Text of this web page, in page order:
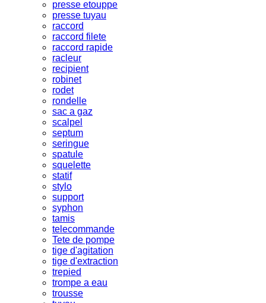
presse etouppe
presse tuyau
raccord
raccord filete
raccord rapide
racleur
recipient
robinet
rodet
rondelle
sac a gaz
scalpel
septum
seringue
spatule
squelette
statif
stylo
support
syphon
tamis
telecommande
Tete de pompe
tige d'agitation
tige d'extraction
trepied
trompe a eau
trousse